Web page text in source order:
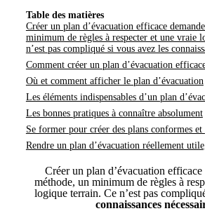
Créer un plan d’évacuation efficace
méthode, un minimum de règles à
logique terrain. Ce n’est pas
connaissances
Table des matières
Créer un plan d’évacuation efficace
minimum de règles à respecter et une vraie
n’est pas compliqué si vous avez les
Comment créer un plan d’évacuation
Où et comment afficher le plan d’évacuation
Les éléments indispensables d’un plan
Les bonnes pratiques à connaître absolument
Se former pour créer des plans conformes et
Rendre un plan d’évacuation réellement